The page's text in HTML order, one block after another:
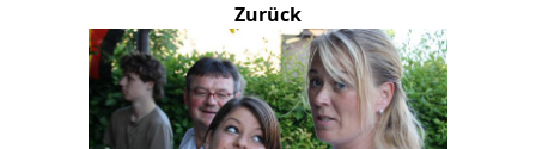
Zurück